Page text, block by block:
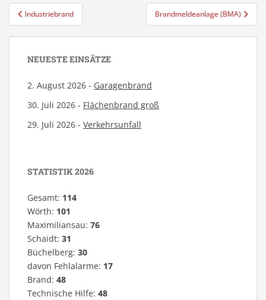
Beitragsnavigation
Industriebrand Brandmeldeanlage (BMA)
NEUESTE EINSÄTZE
2. August 2026 - Garagenbrand
30. Juli 2026 - Flächenbrand groß
29. Juli 2026 - Verkehrsunfall
STATISTIK 2026
Gesamt: 114
Wörth: 101
Maximiliansau: 76
Schaidt: 31
Büchelberg: 30
davon Fehlalarme: 17
Brand: 48
Technische Hilfe: 48